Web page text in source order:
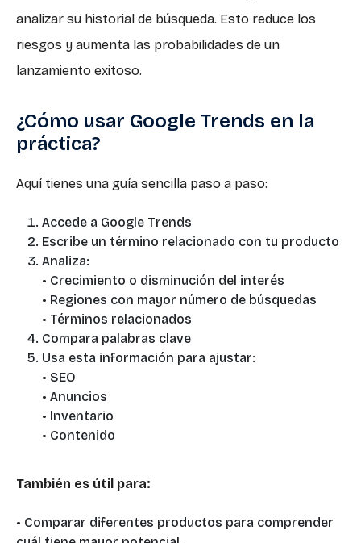
analizar su historial de búsqueda. Esto reduce los
riesgos y aumenta las probabilidades de un
lanzamiento exitoso.
¿Cómo usar Google Trends en la
práctica?
Aquí tienes una guía sencilla paso a paso:
Accede a Google Trends
Escribe un término relacionado con tu producto
Analiza:
• Crecimiento o disminución del interés
• Regiones con mayor número de búsquedas
• Términos relacionados
Compara palabras clave
Usa esta información para ajustar:
• SEO
• Anuncios
• Inventario
• Contenido
También es útil para:
• Comparar diferentes productos para comprender